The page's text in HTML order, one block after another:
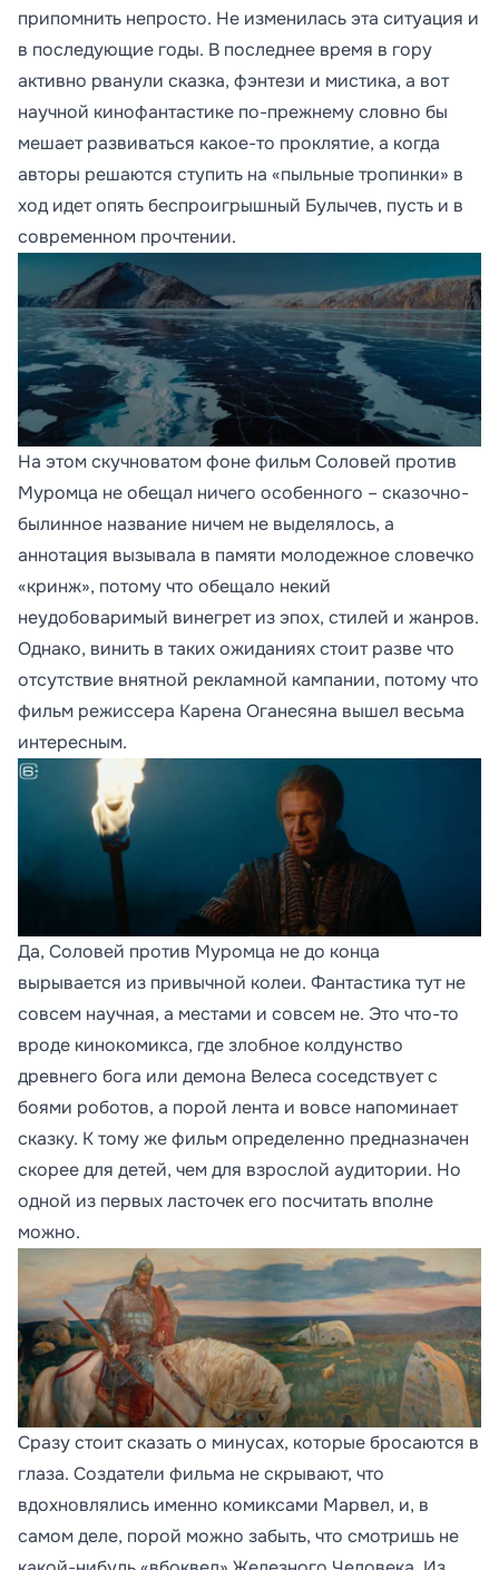
припомнить непросто. Не изменилась эта ситуация и
в последующие годы. В последнее время в гору
активно рванули сказка, фэнтези и мистика, а вот
научной кинофантастике по-прежнему словно бы
мешает развиваться какое-то проклятие, а когда
авторы решаются ступить на «пыльные тропинки» в
ход идет опять беспроигрышный Булычев, пусть и в
современном прочтении.
На этом скучноватом фоне фильм Соловей против
Муромца не обещал ничего особенного – сказочно-
былинное название ничем не выделялось, а
аннотация вызывала в памяти молодежное словечко
«кринж», потому что обещало некий
неудобоваримый винегрет из эпох, стилей и жанров.
Однако, винить в таких ожиданиях стоит разве что
отсутствие внятной рекламной кампании, потому что
фильм режиссера Карена Оганесяна вышел весьма
интересным.
Да, Соловей против Муромца не до конца
вырывается из привычной колеи. Фантастика тут не
совсем научная, а местами и совсем не. Это что-то
вроде кинокомикса, где злобное колдунство
древнего бога или демона Велеса соседствует с
боями роботов, а порой лента и вовсе напоминает
сказку. К тому же фильм определенно предназначен
скорее для детей, чем для взрослой аудитории. Но
одной из первых ласточек его посчитать вполне
можно.
Сразу стоит сказать о минусах, которые бросаются в
глаза. Создатели фильма не скрывают, что
вдохновлялись именно комиксами Марвел, и, в
самом деле, порой можно забыть, что смотришь не